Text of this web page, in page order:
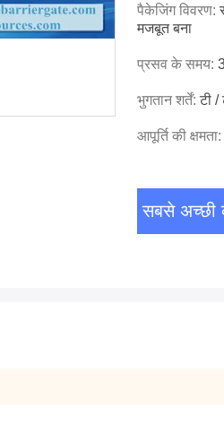
पैकेजिंग विवरण:
मजबूत बना
प्रसव के समय:
भुगतान शर्तें:टी /
आपूर्ति की क्षमता:
सबसे अच्छी